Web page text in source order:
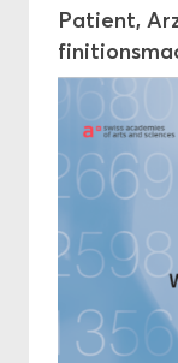
Pa­ti­ent,